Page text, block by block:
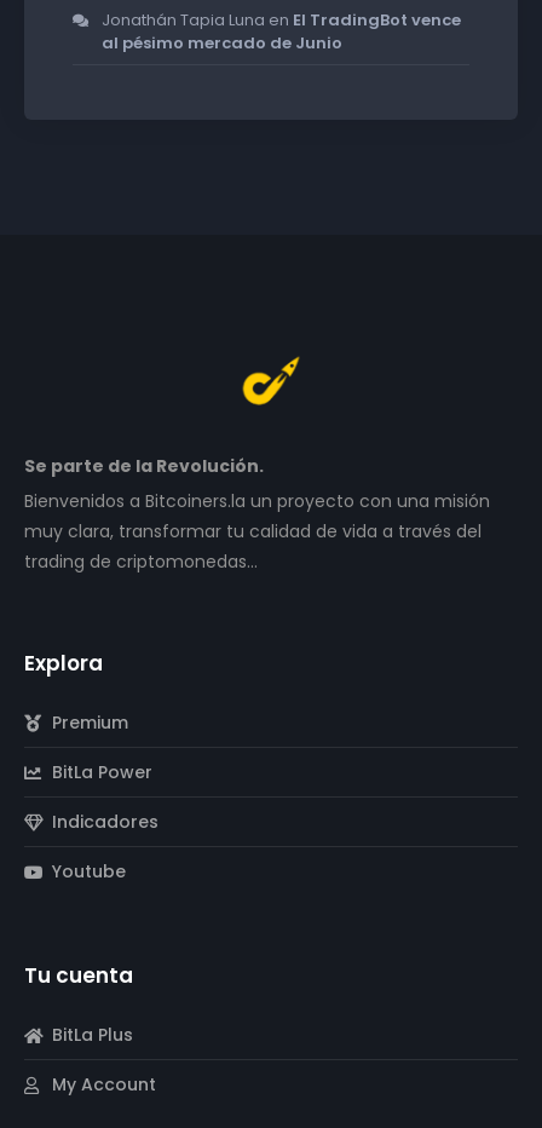
Jonathán Tapia Luna en El TradingBot vence
al pésimo mercado de Junio
Se parte de la Revolución.
Bienvenidos a Bitcoiners.la un proyecto con una misión
muy clara, transformar tu calidad de vida a través del
trading de criptomonedas…
Explora
Premium
BitLa Power
Indicadores
Youtube
Tu cuenta
BitLa Plus
My Account